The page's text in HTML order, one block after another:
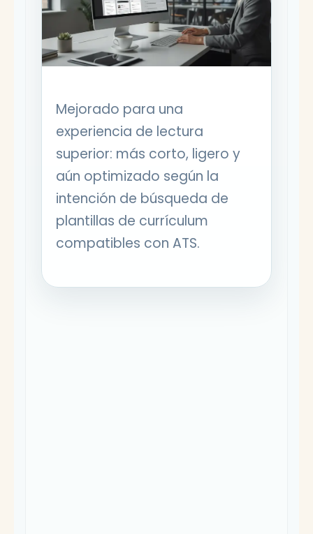
Mejorado para una
experiencia de lectura
superior: más corto, ligero y
aún optimizado según la
intención de búsqueda de
plantillas de currículum
compatibles con ATS.